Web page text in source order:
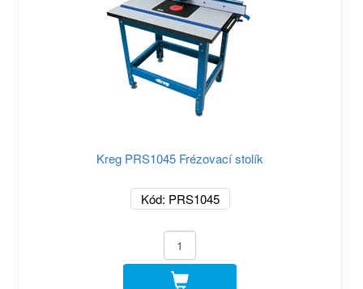
Kreg PRS1045 Frézovací stolík
Kód: PRS1045